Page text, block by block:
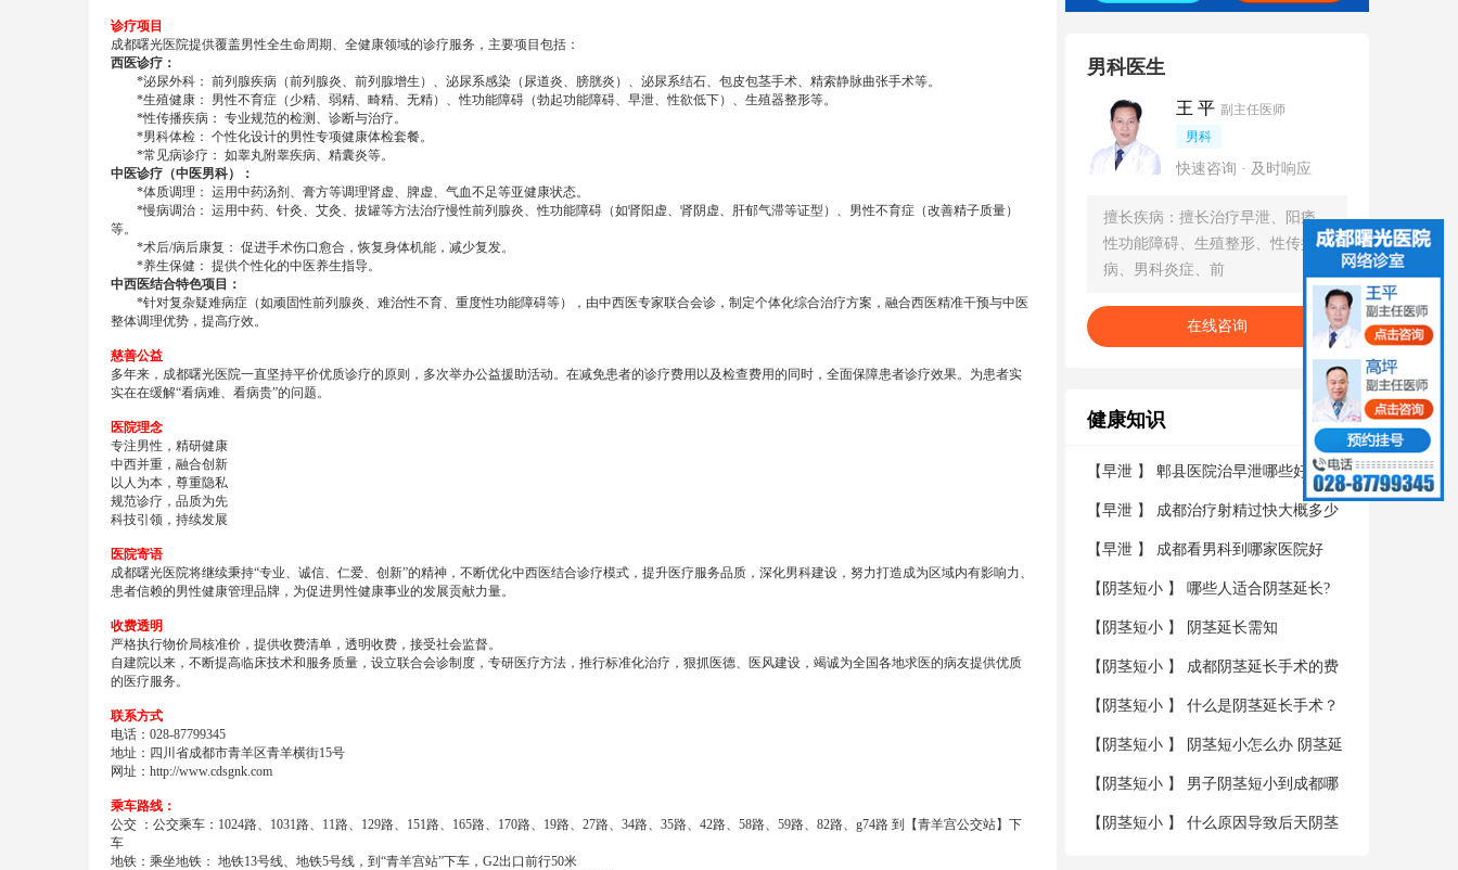
诊疗项目
成都曙光医院提供覆盖男性全生命周期、全健康领域的诊疗服务，主要项目包括：
西医诊疗：
*泌尿外科： 前列腺疾病（前列腺炎、前列腺增生）、泌尿系感染（尿道炎、膀胱炎）、泌尿系结石、包皮包茎手术、精索静脉曲张手术等。
*生殖健康： 男性不育症（少精、弱精、畸精、无精）、性功能障碍（勃起功能障碍、早泄、性欲低下）、生殖器整形等。
*性传播疾病： 专业规范的检测、诊断与治疗。
*男科体检： 个性化设计的男性专项健康体检套餐。
*常见病诊疗： 如睾丸附睾疾病、精囊炎等。
中医诊疗（中医男科）：
*体质调理： 运用中药汤剂、膏方等调理肾虚、脾虚、气血不足等亚健康状态。
*慢病调治： 运用中药、针灸、艾灸、拔罐等方法治疗慢性前列腺炎、性功能障碍（如肾阳虚、肾阴虚、肝郁气滞等证型）、男性不育症（改善精子质量）
等。
*术后/病后康复： 促进手术伤口愈合，恢复身体机能，减少复发。
*养生保健： 提供个性化的中医养生指导。
中西医结合特色项目：
*针对复杂疑难病症（如顽固性前列腺炎、难治性不育、重度性功能障碍等），由中西医专家联合会诊，制定个体化综合治疗方案，融合西医精准干预与中医
整体调理优势，提高疗效。
慈善公益
多年来，成都曙光医院一直坚持平价优质诊疗的原则，多次举办公益援助活动。在减免患者的诊疗费用以及检查费用的同时，全面保障患者诊疗效果。为患者实
实在在缓解“看病难、看病贵”的问题。
医院理念
专注男性，精研健康
中西并重，融合创新
以人为本，尊重隐私
规范诊疗，品质为先
科技引领，持续发展
医院寄语
成都曙光医院将继续秉持“专业、诚信、仁爱、创新”的精神，不断优化中西医结合诊疗模式，提升医疗服务品质，深化男科建设，努力打造成为区域内有影响力、
患者信赖的男性健康管理品牌，为促进男性健康事业的发展贡献力量。
收费透明
严格执行物价局核准价，提供收费清单，透明收费，接受社会监督。
自建院以来，不断提高临床技术和服务质量，设立联合会诊制度，专研医疗方法，推行标准化治疗，狠抓医德、医风建设，竭诚为全国各地求医的病友提供优质
的医疗服务。
联系方式
电话：028-87799345
地址：四川省成都市青羊区青羊横街15号
网址： http://www.cdsgnk.com
乘车路线：
公交 ：公交乘车：1024路、1031路、11路、129路、151路、165路、170路、19路、27路、34路、35路、42路、58路、59路、82路、g74路 到【青羊宫公交站】下
车
地铁：乘坐地铁： 地铁13号线、地铁5号线，到“青羊宫站”下车，G2出口前行50米
男科医生
王 平 副主任医师
男科
快速咨询 · 及时响应
擅长疾病：擅长治疗早泄、阳痿、
性功能障碍、生殖整形、性传播疾
病、男科炎症、前
在线咨询
健康知识 更多
【早泄 】 郫县医院治早泄哪些好
【早泄 】 成都治疗射精过快大概多少
钱
【早泄 】 成都看男科到哪家医院好
【 阴茎短小 】 哪些人适合阴茎延长?
【 阴茎短小 】 阴茎延长需知
【 阴茎短小 】 成都阴茎延长手术的费
用？
【 阴茎短小 】 什么是阴茎延长手术？
【 阴茎短小 】 阴茎短小怎么办 阴茎延
长术帮您解决烦恼
【 阴茎短小 】 男子阴茎短小到成都哪
家医院看好
【 阴茎短小 】 什么原因导致后天阴茎